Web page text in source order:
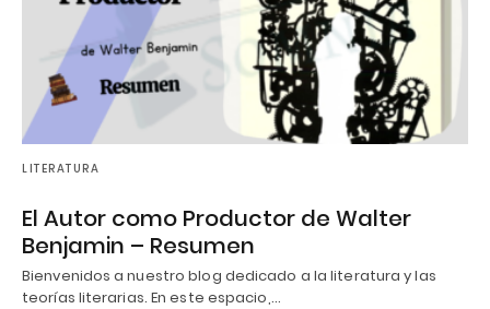
LITERATURA
El Autor como Productor de Walter
Benjamin – Resumen
Bienvenidos a nuestro blog dedicado a la literatura y las
teorías literarias. En este espacio,…